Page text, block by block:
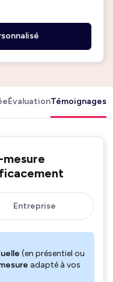
ÉvaluationTémoignages
mesure
Entreprise
(en présentiel ou
adapté à vos